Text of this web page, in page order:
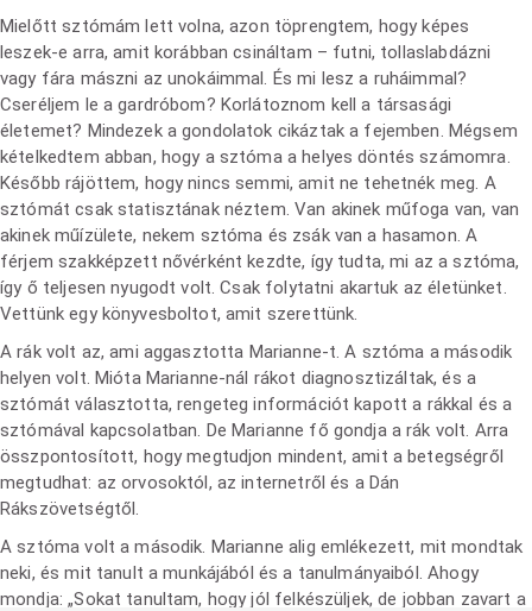
Mielőtt sztómám lett volna, azon töprengtem, hogy képes
leszek-e arra, amit korábban csináltam – futni, tollaslabdázni
vagy fára mászni az unokáimmal. És mi lesz a ruháimmal?
Cseréljem le a gardróbom? Korlátoznom kell a társasági
életemet? Mindezek a gondolatok cikáztak a fejemben. Mégsem
kételkedtem abban, hogy a sztóma a helyes döntés számomra.
Később rájöttem, hogy nincs semmi, amit ne tehetnék meg. A
sztómát csak statisztának néztem. Van akinek műfoga van, van
akinek műízülete, nekem sztóma és zsák van a hasamon. A
férjem szakképzett nővérként kezdte, így tudta, mi az a sztóma,
így ő teljesen nyugodt volt. Csak folytatni akartuk az életünket.
Vettünk egy könyvesboltot, amit szerettünk.
A rák volt az, ami aggasztotta Marianne-t. A sztóma a második
helyen volt. Mióta Marianne-nál rákot diagnosztizáltak, és a
sztómát választotta, rengeteg információt kapott a rákkal és a
sztómával kapcsolatban. De Marianne fő gondja a rák volt. Arra
összpontosított, hogy megtudjon mindent, amit a betegségről
megtudhat: az orvosoktól, az internetről és a Dán
Rákszövetségtől.
A sztóma volt a második. Marianne alig emlékezett, mit mondtak
neki, és mit tanult a munkájából és a tanulmányaiból. Ahogy
mondja: „Sokat tanultam, hogy jól felkészüljek, de jobban zavart a